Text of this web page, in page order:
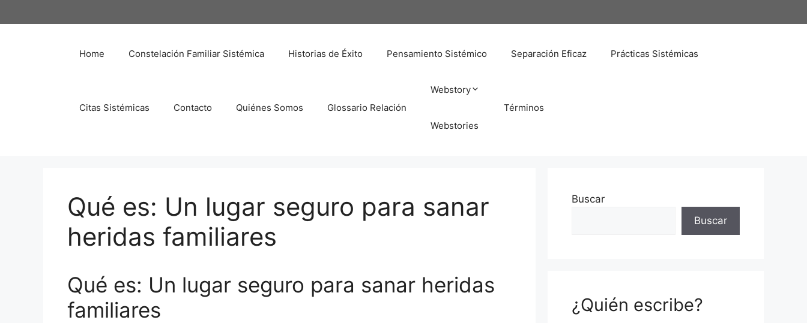
al
Home Constelación Familiar Sistémica Historias de Éxito Pensamiento Sistémico Separación Eficaz Prácticas Sistémicas
Citas Sistémicas Contacto Quiénes Somos Glossario Relación
Webstory
Webstories
Términos
Qué es: Un lugar seguro para sanar
heridas familiares
Qué es: Un lugar seguro para sanar heridas
familiares
Buscar
Buscar
¿Quién escribe?